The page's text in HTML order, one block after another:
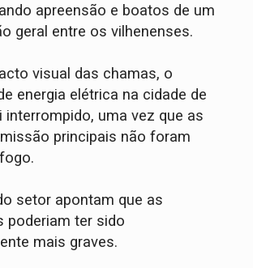
apreensão e boatos de um
geral entre os vilhenenses.
visual das chamas, o
energia elétrica na cidade de
interrompido, uma vez que as
principais não foram
setor apontam que as
poderiam ter sido
mais graves.